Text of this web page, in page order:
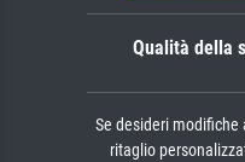
Qualità della
Se desideri modifiche
ritaglio